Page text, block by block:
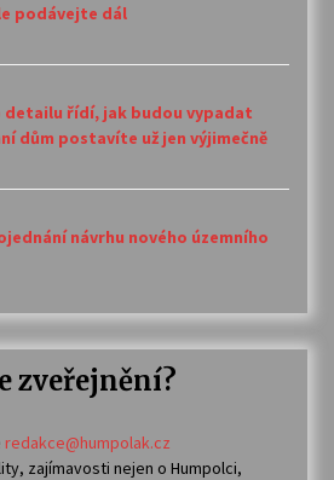
podávejte dál
detailu řídí, jak budou vypadat
dům postavíte už jen výjimečně
návrhu nového územního
zveřejnění?
redakce@humpolak.cz
zajímavosti nejen o Humpolci,